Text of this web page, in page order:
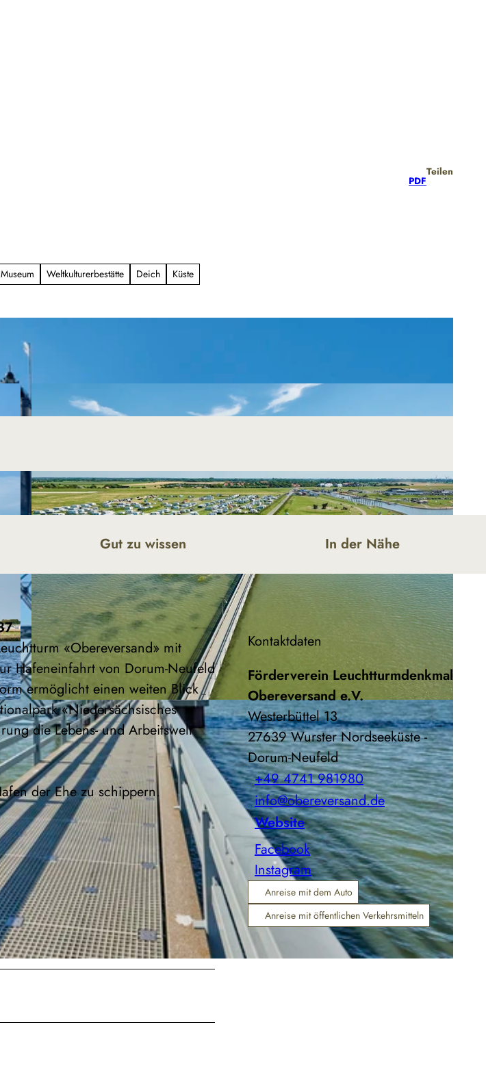
PDF
Teilen
Museum Weltkulturerbestätte Deich Küste
© Cuxland-Tourismus, Florian Trykowski | CC-BY
Gut zu wissen In der Nähe
«Obereversand» mit
Hafeneinfahrt von Dorum-Neufeld
ermöglicht einen weiten Blick
«Niedersächsisches
die Lebens- und Arbeitswelt
der Ehe zu schippern.
Kontaktdaten
Förderverein Leuchtturmdenkmal
Obereversand e.V.
Westerbüttel 13
27639Wurster Nordseeküste-
Dorum-Neufeld
+49 4741 981980
info@obereversand.de
Website
Facebook
Instagram
Anreise mit dem Auto
Anreise mit öffentlichen Verkehrsmitteln